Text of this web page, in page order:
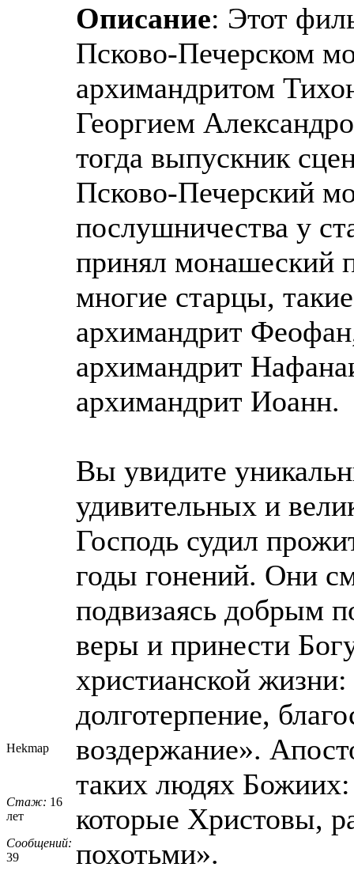
Hekmap
Стаж: 16
лет
Сообщений:
39
Описание: Этот
Псково-Печерском
архимандритом
Георгием
тогда выпускник
Псково-Печерский
послушничества у
принял монашеский
многие старцы,
архимандрит
архимандрит
архимандрит Иоанн.
Вы увидите
удивительных и
Господь судил
годы гонений. Они
подвизаясь добрым
веры и принести
христианской
долготерпение,
воздержание».
таких людях Божиих:
которые Христовы,
похотьми».